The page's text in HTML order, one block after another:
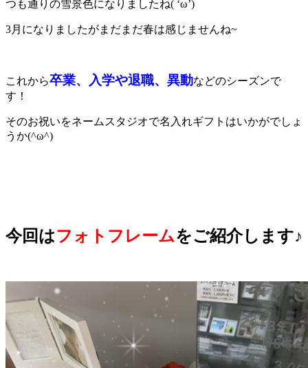
つも通りの雪景色になりましたね( ‘ω’)
3月になりましたがまだまだ春は感じませんね~
これから卒業、入学や退職、異動などのシーズンで
す！
そのお祝いをネームスタジオで名入れギフトはいかがでしょ
うか(^ω^)
今回はフォトフレームをご紹介します♪